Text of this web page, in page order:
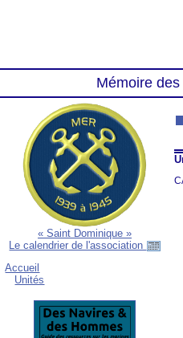
Mémoire
« Saint Dominique »
Le calendrier de l'association
Accueil
Unités